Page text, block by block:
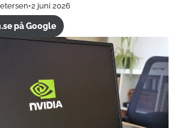
•2 juni 2026
på Google